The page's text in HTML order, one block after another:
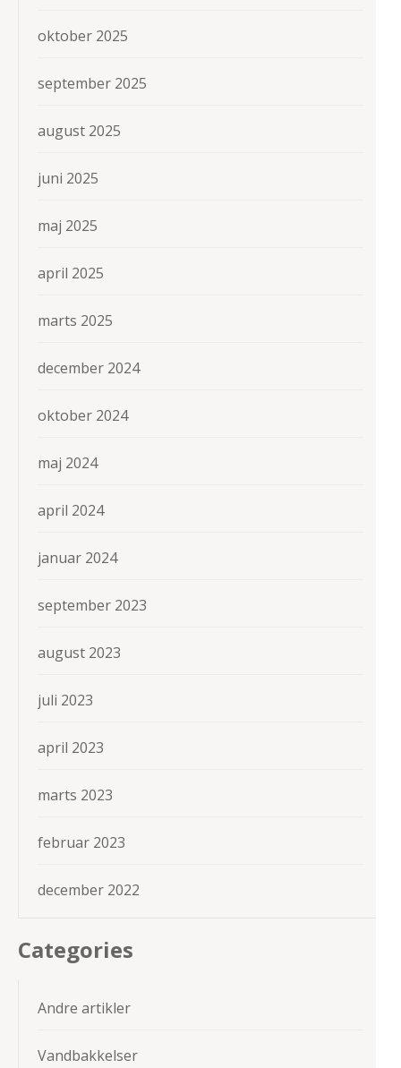
oktober 2025
september 2025
august 2025
juni 2025
maj 2025
april 2025
marts 2025
december 2024
oktober 2024
maj 2024
april 2024
januar 2024
september 2023
august 2023
juli 2023
april 2023
marts 2023
februar 2023
december 2022
Categories
Andre artikler
Vandbakkelser